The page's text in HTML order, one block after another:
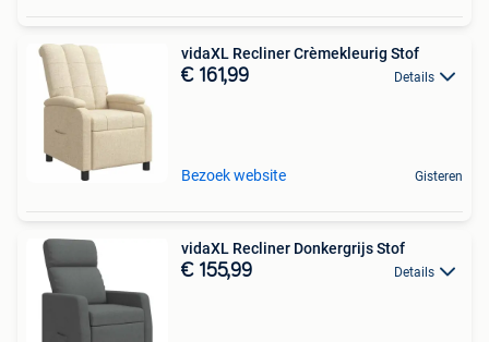
vidaXL Recliner Crèmekleurig Stof
€ 161,99 Details
Bezoek website Gisteren
vidaXL Recliner Donkergrijs Stof
€ 155,99 Details